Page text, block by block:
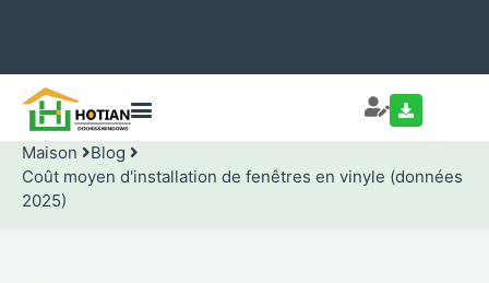
Maison
Blog
Coût moyen d'installation de fenêtres en vinyle (données
2025)